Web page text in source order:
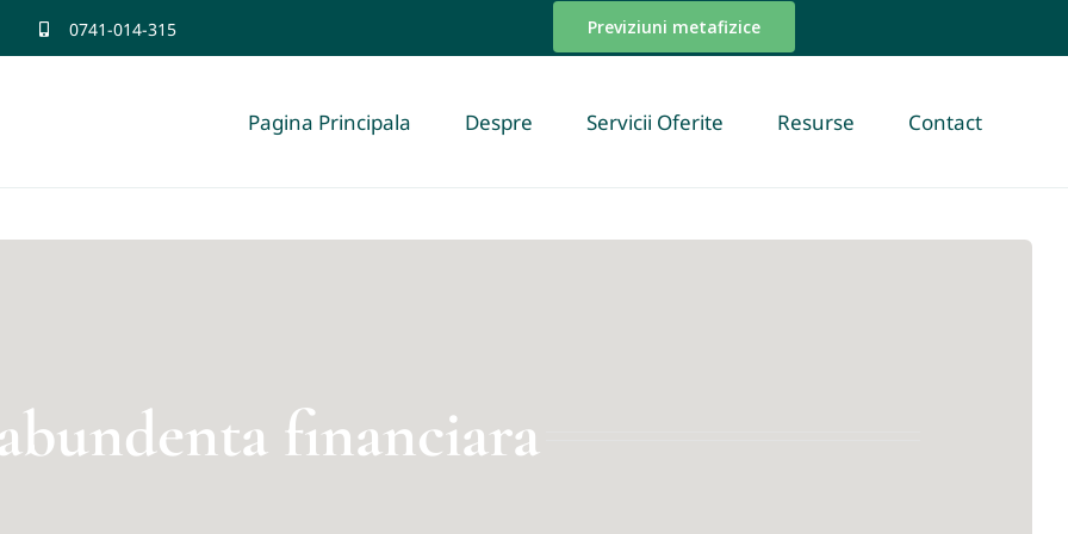
0741-014-315 Previziuni metafizice
Pagina Principala Despre Servicii Oferite Resurse Contact
financiara